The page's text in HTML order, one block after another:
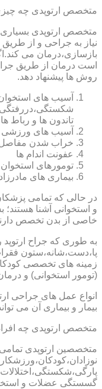
متخصص ارتوپدی چه
متخصص ارتوپدی بسیاری
نیاز به جراحی و از
بازسازی،درمان می
است درمان از طریق
روش ها پیشنهاد دهد.
آسیب های
تاندون ها و رباط
آسیب های ورزشی
خراب شدن مفاصل
عفونت اندام ها
تومورهای
بیماری های
در حالی که تمامی
و استخوانی آشنا هستند؛
خاصی از بدن تخصص
به طوری که جراح
پا،دست،شانه،ستون
زمینه های تخصصی
(تومور استخوانی) و
انواع عمل های جراحی
بیمار و بیماری آن می
متخصص ارتوپدی چه
متخصصین ارتوپدی تمامی
گسستگی عضلات و